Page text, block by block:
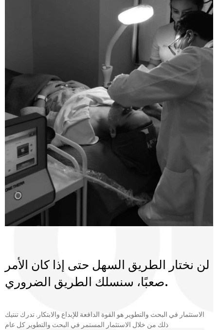
لن نختار الطريق السهل حتى إذا كان الأمر
صعبًا، سنسلك الطريق الضروري.
الاستثمار في البحث والتطوير هو القوة الدافعة للإبداع والابتكار. تدرك تنتيك
ذلك من خلال الاستثمار المستمر في البحث والتطوير كل عام